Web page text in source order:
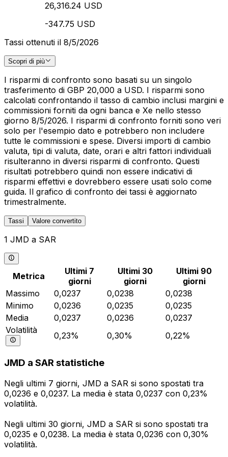
26,316.24 USD
-347.75 USD
Tassi ottenuti il 8/5/2026
Scopri di più
I risparmi di confronto sono basati su un singolo
trasferimento di GBP 20,000 a USD. I risparmi sono
calcolati confrontando il tasso di cambio inclusi margini e
commissioni forniti da ogni banca e Xe nello stesso
giorno 8/5/2026. I risparmi di confronto forniti sono veri
solo per l'esempio dato e potrebbero non includere
tutte le commissioni e spese. Diversi importi di cambio
valuta, tipi di valuta, date, orari e altri fattori individuali
risulteranno in diversi risparmi di confronto. Questi
risultati potrebbero quindi non essere indicativi di
risparmi effettivi e dovrebbero essere usati solo come
guida. Il grafico di confronto dei tassi è aggiornato
trimestralmente.
Tassi Valore convertito
1 JMD a SAR
Metrica
Ultimi 7
giorni
Ultimi 30
giorni
Ultimi 90
giorni
Massimo
0,0237 0,0238
0,0238
Minimo
0,0236 0,0235
0,0235
Media
0,0237 0,0236
0,0237
Volatilità
0,23% 0,30% 0,22%
JMD a SAR statistiche
Negli ultimi 7 giorni, JMD a SAR si sono spostati tra
0,0236 e 0,0237. La media è stata 0,0237 con 0,23%
volatilità.
Negli ultimi 30 giorni, JMD a SAR si sono spostati tra
0,0235 e 0,0238. La media è stata 0,0236 con 0,30%
volatilità.